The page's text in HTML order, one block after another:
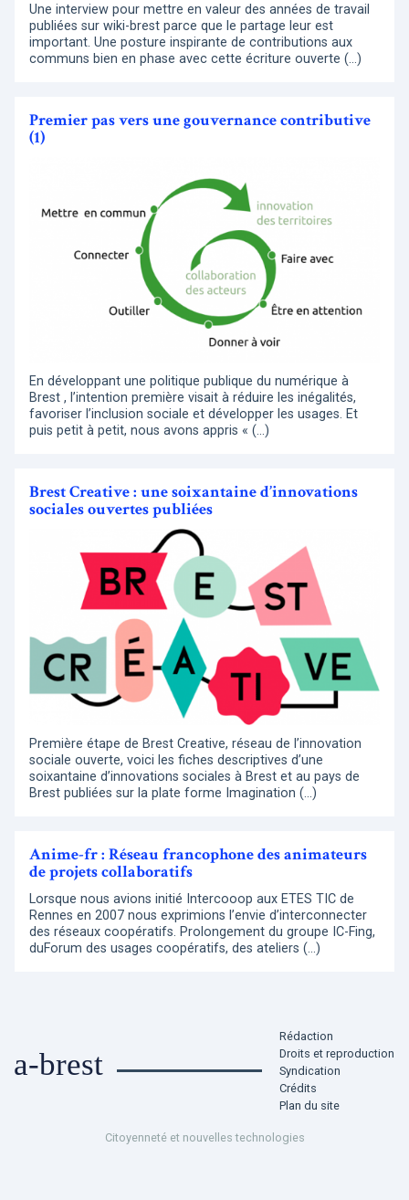
Une interview pour mettre en valeur des années de travail
publiées sur wiki-brest parce que le partage leur est
important. Une posture inspirante de contributions aux
communs bien en phase avec cette écriture ouverte (…)
Premier pas vers une gouvernance contributive
(1)
En développant une politique publique du numérique à
Brest , l’intention première visait à réduire les inégalités,
favoriser l’inclusion sociale et développer les usages. Et
puis petit à petit, nous avons appris « (…)
Brest Creative : une soixantaine d’innovations
sociales ouvertes publiées
Première étape de Brest Creative, réseau de l’innovation
sociale ouverte, voici les fiches descriptives d’une
soixantaine d’innovations sociales à Brest et au pays de
Brest publiées sur la plate forme Imagination (…)
Anime-fr : Réseau francophone des animateurs
de projets collaboratifs
Lorsque nous avions initié Intercooop aux ETES TIC de
Rennes en 2007 nous exprimions l’envie d’interconnecter
des réseaux coopératifs. Prolongement du groupe IC-Fing,
duForum des usages coopératifs, des ateliers (…)
a-brest
Rédaction
Droits et reproduction
Syndication
Crédits
Plan du site
Citoyenneté et nouvelles technologies